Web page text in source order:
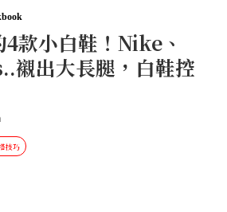
款小白鞋！Nike、
襯出大長腿，白鞋控
技巧